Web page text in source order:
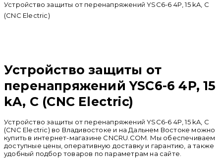
Устройство защиты от перенапряжений YSC6-6 4P, 15 kA, C
(CNC Electric)
Устройство защиты от
перенапряжений YSC6-6 4P, 15
kA, C (CNC Electric)
Устройство защиты от перенапряжений YSC6-6 4P, 15 kA, C
(CNC Electric) во Владивостоке и на Дальнем Востоке можно
купить в интернет-магазине CNCRU.COM. Мы обеспечиваем
доступные цены, оперативную доставку и гарантию, а также
удобный подбор товаров по параметрам на сайте.